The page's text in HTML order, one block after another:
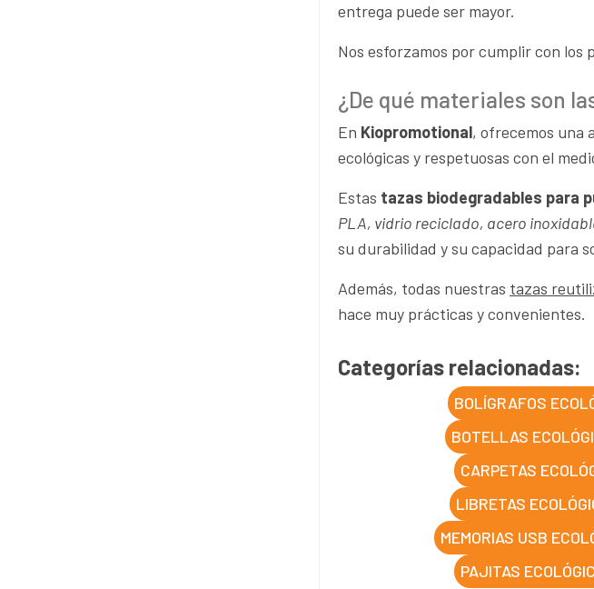
entrega puede ser mayor.
Nos esforzamos por cumplir con
¿De qué materiales son
En Kiopromotional, ofrecemos una
ecológicas y respetuosas con el
Estas tazas biodegradables para
PLA, vidrio reciclado, acero
su durabilidad y su capacidad para
Además, todas nuestras tazas
hace muy prácticas y convenientes.
Categorías relacionadas:
BOLÍGRAFOS
BOTELLAS
CARPETAS
LIBRETAS
MEMORIAS USB
PAJITAS